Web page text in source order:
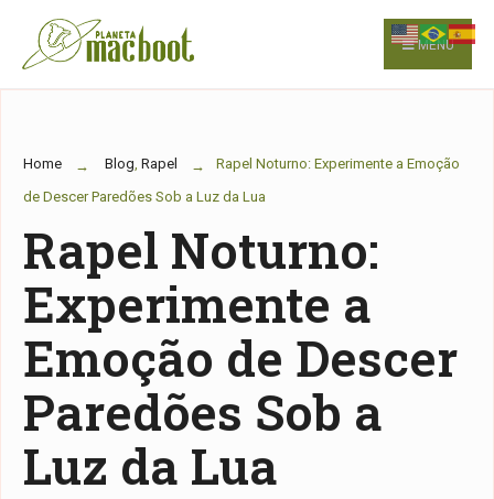
Skip
to
MENU
Home Blog, Rapel
Rapel Noturno: Experimente a Emoção
de Descer Paredões Sob a Luz da Lua
Rapel Noturno:
Experimente a
Emoção de Descer
Paredões Sob a
Luz da Lua